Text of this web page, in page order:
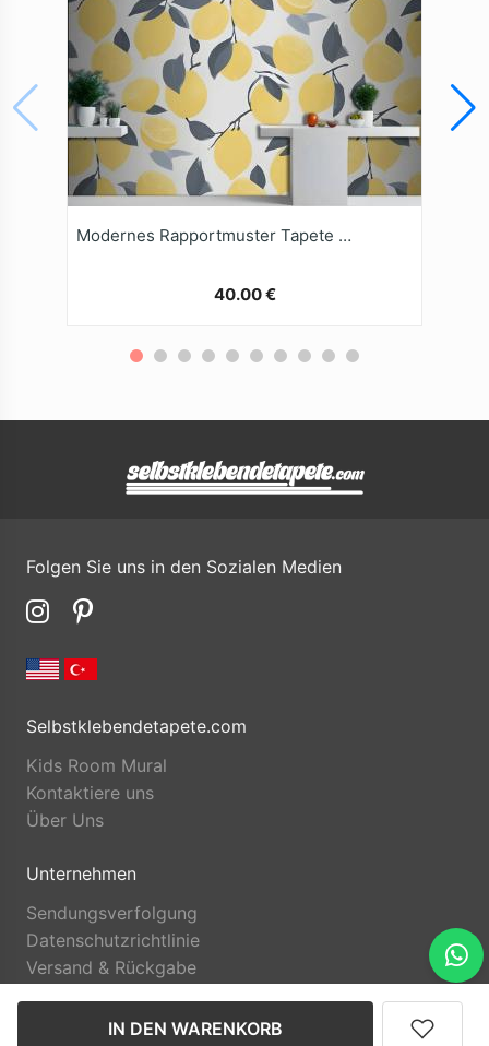
IN DEN WARENKORB
Modernes Rapportmuster Tapete Gelbe Zitrone
40.00 €
Folgen Sie uns in den Sozialen Medien
Selbstklebendetapete.com
Kids Room Mural
Kontaktiere uns
Über Uns
Unternehmen
Sendungsverfolgung
Datenschutzrichtlinie
Versand & Rückgabe